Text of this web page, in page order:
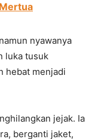
nyawanya
luka tusuk
hebat menjadi
jejak. Ia
berganti jaket,